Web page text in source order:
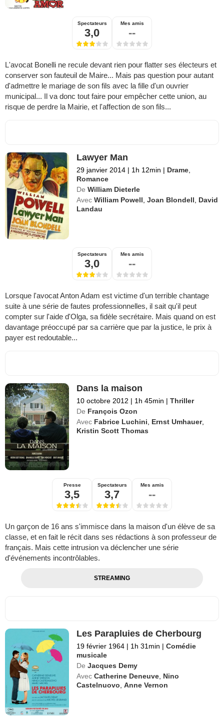
Spectateurs
3,0
Mes amis
--
L'avocat Bonelli ne recule devant rien pour flatter ses électeurs et
conserver son fauteuil de Maire... Mais pas question pour autant
d'admettre le mariage de son fils avec la fille d'un ouvrier
municipal... Il va donc tout faire pour empêcher cette union, au
risque de perdre la Mairie, et l'affection de son fils...
Lawyer Man
29 janvier 2014 | 1h 12min | Drame
Romance
De William Dieterle
Avec William Powell ,Joan Blondell
David
Landau
Spectateurs
3,0
Mes amis
--
Lorsque l'avocat Anton Adam est victime d'un terrible chantage
suite à une série de fautes professionnelles, il sait qu'il peut
compter sur l'aide d'Olga, sa fidèle secrétaire. Mais quand on est
davantage préoccupé par sa carrière que par la justice, le prix à
payer est redoutable...
Dans la maison
10 octobre 2012 | 1h 45min | Thriller
De François Ozon
Avec Fabrice Luchini Ernst Umhauer,
Kristin Scott Thomas
Presse
3,5
Spectateurs
3,7
Mes amis
--
Un garçon de 16 ans s'immisce dans la maison d'un élève de sa
classe, et en fait le récit dans ses rédactions à son professeur de
français. Mais cette intrusion va déclencher une série
d'événements incontrôlables.
STREAMING
Les Parapluies de Cherbourg
19 février 1964 | 1h 31min | Comédie
musicale
De Jacques Demy
Avec Catherine Deneuve Nino
Castelnuovo ,Anne Vernon